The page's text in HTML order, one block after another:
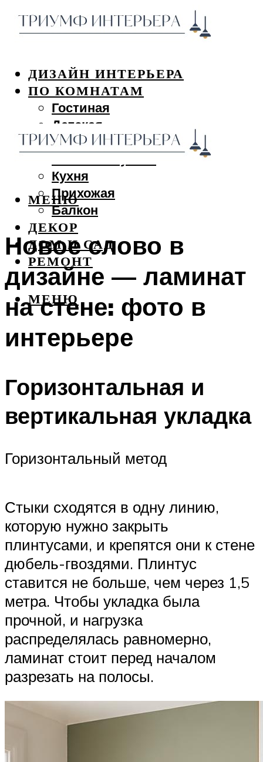
ДИЗАЙН ИНТЕРЬЕРА
ПО КОМНАТАМ
Гостиная
Детская
Спальня
Кухня
Прихожая
Балкон
ДЕКОР
ДОМ И САД
РЕМОНТ
МЕНЮ
МЕНЮ
Новое слово в
дизайне — ламинат
на стене: фото в
интерьере
Горизонтальная и
вертикальная укладка
Горизонтальный метод
Стыки сходятся в одну линию,
которую нужно закрыть
плинтусами, и крепятся они к стене
дюбель-гвоздями. Плинтус
ставится не больше, чем через 1,5
метра. Чтобы укладка была
прочной, и нагрузка
распределялась равномерно,
ламинат стоит перед началом
разрезать на полосы.